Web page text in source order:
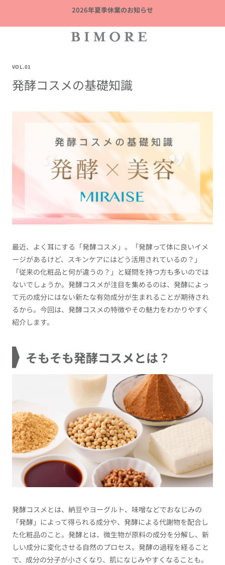
2026年夏季休業のお知らせ
VOL.01
発酵コスメの基礎知識
最近、よく耳にする「発酵コスメ」。「発酵って体に良いイメ
ージがあるけど、スキンケアにはどう活用されているの？」
「従来の化粧品と何が違うの？」と疑問を持つ方も多いのでは
ないでしょうか。発酵コスメが注目を集めるのは、発酵によっ
て元の成分にはない新たな有効成分が生まれることが期待され
るから。今回は、発酵コスメの特徴やその魅力をわかりやすく
紹介します。
そもそも発酵コスメとは？
発酵コスメとは、納豆やヨーグルト、味噌などでおなじみの
「発酵」によって得られる成分や、発酵による代謝物を配合し
た化粧品のこと。発酵とは、微生物が原料の成分を分解し、新
しい成分に変化させる自然のプロセス。発酵の過程を経ること
で、成分の分子が小さくなり、肌になじみやすくなることも。